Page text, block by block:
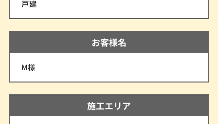
戸建
お客様名
M様
施工エリア